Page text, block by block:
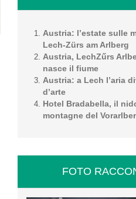
Austria: l’estate sulle
Lech-Zürs am Arlberg
Austria, LechZűrs
nasce il fiume
Austria: a Lech l’aria
d’arte
Hotel Bradabella, il
montagne del
FOTO